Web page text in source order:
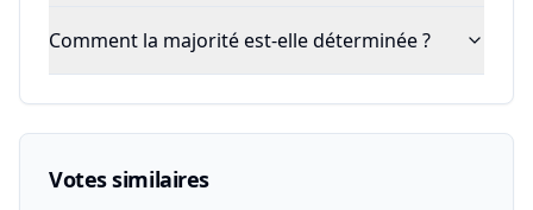
Comment la majorité est-elle déterminée ?
Votes similaires